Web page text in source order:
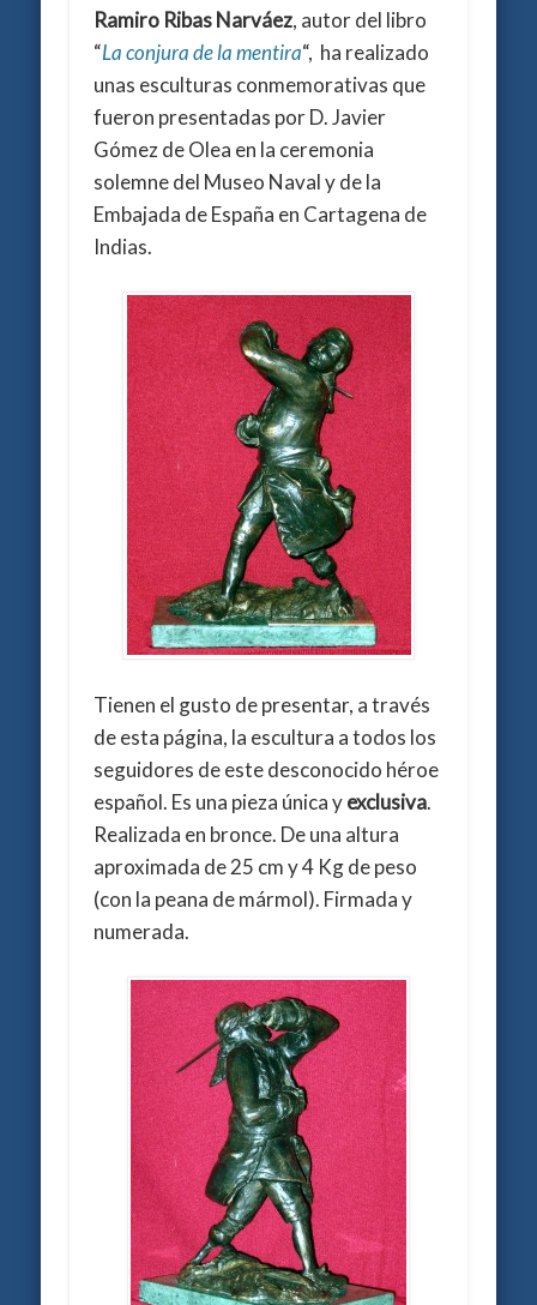
Ramiro Ribas Narváez, autor del libro
“La conjura de la mentira“, ha realizado
unas esculturas conmemorativas que
fueron presentadas por D. Javier
Gómez de Olea en la ceremonia
solemne del Museo Naval y de la
Embajada de España en Cartagena de
Indias.
Tienen el gusto de presentar, a través
de esta página, la escultura a todos los
seguidores de este desconocido héroe
español. Es una pieza única yexclusiva.
Realizada en bronce. De una altura
aproximada de 25 cm y 4 Kg de peso
(con la peana de mármol). Firmada y
numerada.